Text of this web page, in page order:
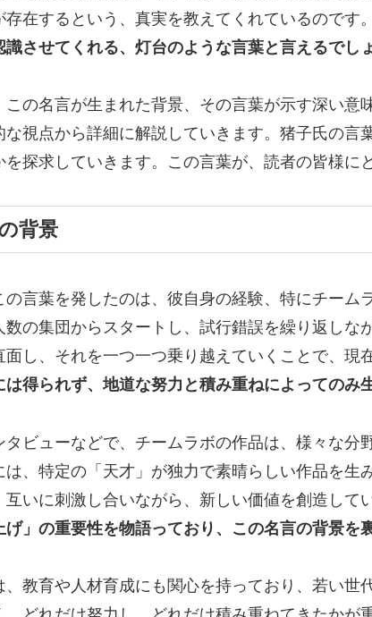
在するという、真実を教えてくれているのです。
識させてくれる、灯台のような言葉と言えるでしょ
この名言が生まれた背景、その言葉が示す深い
な視点から詳細に解説していきます。猪子氏の
を探求していきます。この言葉が、読者の皆様
背景
の言葉を発したのは、彼自身の経験、特にチー
数の集団からスタートし、試行錯誤を繰り返し
面し、それを一つ一つ乗り越えていくことで、現
は得られず、地道な努力と積み重ねによっての
タビューなどで、チームラボの作品は、様々な
は、特定の「天才」が独力で素晴らしい作品を
互いに刺激し合いながら、新しい価値を創造して
げ」の重要性を物語っており、この名言の背景を
、教育や人材育成にも関心を持っており、若い